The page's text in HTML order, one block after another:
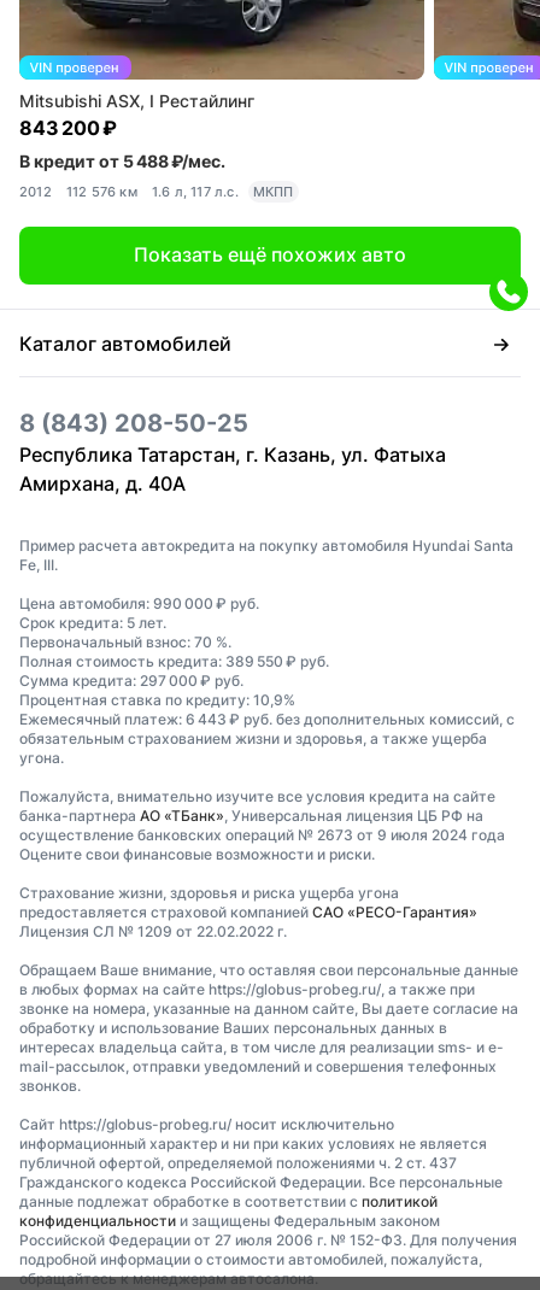
Mitsubishi ASX, I Рестайлинг
843 200 ₽
В кредит от 5 488 ₽/мес.
2012 112 576 км 1.6 л, 117 л.с. МКПП
Показать ещё похожих авто
Каталог автомобилей
8 (843) 208-50-25
Республика Татарстан, г. Казань, ул. Фатыха
Амирхана, д. 40А
Пример расчета автокредита на покупку автомобиля Hyundai Santa
Fe, III.
Цена автомобиля: 990 000 ₽ руб.
Срок кредита: 5 лет.
Первоначальный взнос: 70 %.
Полная стоимость кредита: 389 550 ₽ руб.
Сумма кредита: 297 000 ₽ руб.
Процентная ставка по кредиту: 10,9%
Ежемесячный платеж: 6 443 ₽ руб. без дополнительных комиссий, с
обязательным страхованием жизни и здоровья, а также ущерба
угона.
Пожалуйста, внимательно изучите все условия кредита на сайте
банка-партнера АО «ТБанк», Универсальная лицензия ЦБ РФ на
осуществление банковских операций № 2673 от 9 июля 2024 года
Оцените свои финансовые возможности и риски.
Страхование жизни, здоровья и риска ущерба угона
предоставляется страховой компанией САО «РЕСО-Гарантия»
Лицензия СЛ № 1209 от 22.02.2022 г.
Обращаем Ваше внимание, что оставляя свои персональные данные
в любых формах на сайте https://globus-probeg.ru/, а также при
звонке на номера, указанные на данном сайте, Вы даете согласие на
обработку и использование Ваших персональных данных в
интересах владельца сайта, в том числе для реализации sms- и e-
mail-рассылок, отправки уведомлений и совершения телефонных
звонков.
Сайт https://globus-probeg.ru/ носит исключительно
информационный характер и ни при каких условиях не является
публичной офертой, определяемой положениями ч. 2 ст. 437
Гражданского кодекса Российской Федерации. Все персональные
данные подлежат обработке в соответствии с политикой
конфиденциальности и защищены Федеральным законом
Российской Федерации от 27 июля 2006 г. № 152-ФЗ. Для получения
подробной информации о стоимости автомобилей, пожалуйста,
обращайтесь к менеджерам автосалона.